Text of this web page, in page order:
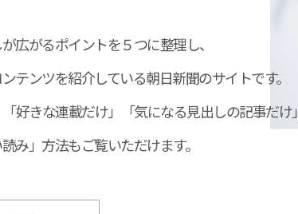
広がるポイントを５つに整理し、
テンツを紹介している朝日新聞のサイトです。
「好きな連載だけ」「気になる見出しの記事だけ」
み」方法もご覧いただけます。